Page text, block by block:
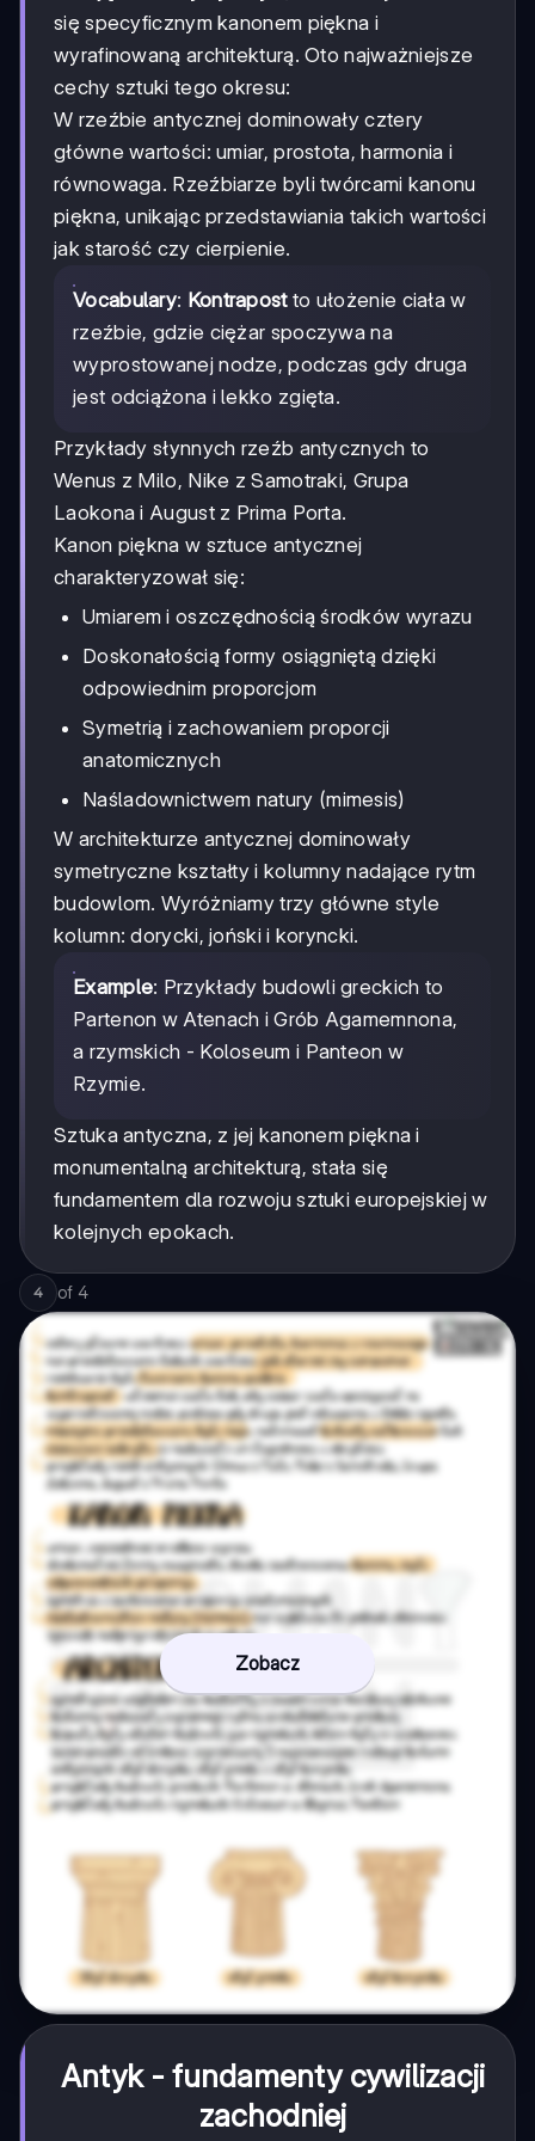
się specyficznym kanonem piękna i
wyrafinowaną architekturą. Oto najważniejsze
cechy sztuki tego okresu:
W rzeźbie antycznej dominowały cztery
główne wartości: umiar, prostota, harmonia i
równowaga. Rzeźbiarze byli twórcami kanonu
piękna, unikając przedstawiania takich wartości
jak starość czy cierpienie.
Vocabulary: Kontrapostto ułożenie ciała w
rzeźbie, gdzie ciężar spoczywa na
wyprostowanej nodze, podczas gdy druga
jest odciążona i lekko zgięta.
Przykłady słynnych rzeźb antycznych to
Wenus z Milo, Nike z Samotraki, Grupa
Laokona i August z Prima Porta.
Kanon piękna w sztuce antycznej
charakteryzował się:
Umiarem i oszczędnością środków wyrazu
Doskonałością formy osiągniętą dzięki
odpowiednim proporcjom
Symetrią i zachowaniem proporcji
anatomicznych
Naśladownictwem natury (mimesis)
W architekturze antycznej dominowały
symetryczne kształty i kolumny nadające rytm
budowlom. Wyróżniamy trzy główne style
kolumn: dorycki, joński i koryncki.
Example: Przykłady budowli greckich to
Partenon w Atenach i Grób Agamemnona,
a rzymskich - Koloseum i Panteon w
Rzymie.
Sztuka antyczna, z jej kanonem piękna i
monumentalną architekturą, stała się
fundamentem dla rozwoju sztuki europejskiej w
kolejnych epokach.
4 of 4
Zobacz
Antyk - fundamenty cywilizacji
zachodniej